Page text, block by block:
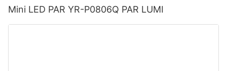
Mini LED PAR YR-P0806Q PAR LUMI